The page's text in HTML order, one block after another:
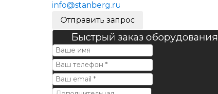
info@stanberg.ru
Отправить запрос
Быстрый заказ оборудования